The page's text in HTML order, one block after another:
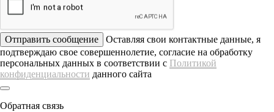
Отправить сообщение
Оставляя свои контактные данные, я
подтверждаю свое совершеннолетие, согласие на обработку
персональных данных в соответствии с Политикой
конфиденциальности данного сайта
Обратная связь